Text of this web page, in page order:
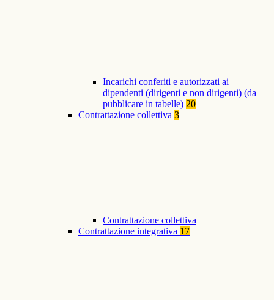
Incarichi conferiti e autorizzati ai
dipendenti (dirigenti e non dirigenti) (da
pubblicare in tabelle) 20
Contrattazione collettiva 3
Contrattazione collettiva
Contrattazione integrativa 17